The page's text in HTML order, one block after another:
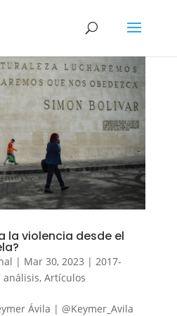
la violencia desde el
| Mar 30, 2023 | 2017-
análisis, Artículos
Ávila | @Keymer_Avila